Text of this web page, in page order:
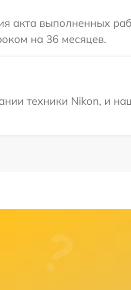
акта выполненных
на 36 месяцев.
техники Nikon, и